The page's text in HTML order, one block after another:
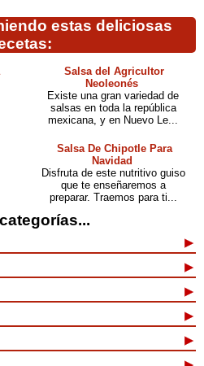
estas deliciosas
Salsa del Agricultor
Neoleonés
Existe una gran variedad de
salsas en toda la república
mexicana, y en Nuevo Le...
Salsa De Chipotle Para
Navidad
Disfruta de este nutritivo guiso
que te enseñaremos a
preparar. Traemos para ti...